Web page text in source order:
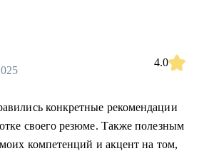
4.0
конкретные рекомендации
своего резюме. Также полезным
компетенций и акцент на том,